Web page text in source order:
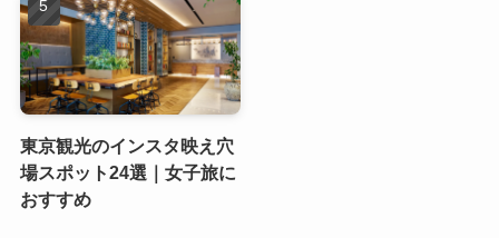
東京観光のインスタ映え穴
場スポット24選｜女子旅に
おすすめ